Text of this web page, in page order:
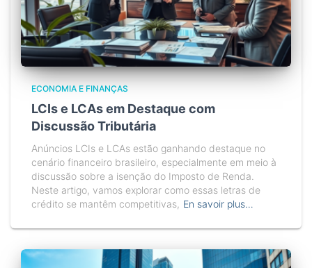
ECONOMIA E FINANÇAS
LCIs e LCAs em Destaque com
Discussão Tributária
Anúncios LCIs e LCAs estão ganhando destaque no
cenário financeiro brasileiro, especialmente em meio à
discussão sobre a isenção do Imposto de Renda.
Neste artigo, vamos explorar como essas letras de
crédito se mantêm competitivas, En savoir plus…